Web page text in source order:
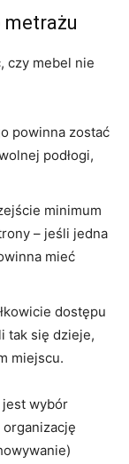
czy mebel nie
powinna zostać
podłogi,
minimum
– jeśli jedna
mieć
dostępu
tak się dzieje,
miejscu.
jest wybór